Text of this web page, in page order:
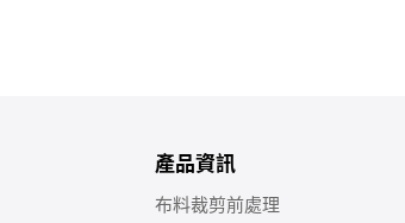
產品資訊
布料裁剪前處理